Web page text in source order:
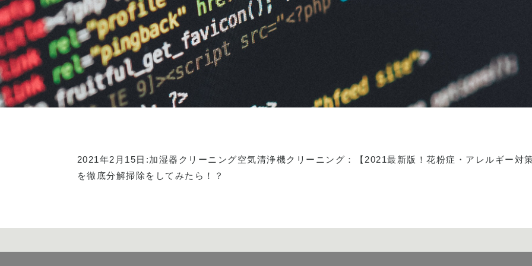
2021年2月15日:加湿器クリーニング空気清浄機クリーニング ：
【2021最新版！花粉症・アレルギー
を徹底分解掃除をしてみたら！？